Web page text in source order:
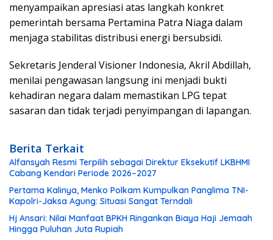
menyampaikan apresiasi atas langkah konkret
pemerintah bersama Pertamina Patra Niaga dalam
menjaga stabilitas distribusi energi bersubsidi.
Sekretaris Jenderal Visioner Indonesia, Akril Abdillah,
menilai pengawasan langsung ini menjadi bukti
kehadiran negara dalam memastikan LPG tepat
sasaran dan tidak terjadi penyimpangan di lapangan.
Berita Terkait
Alfansyah Resmi Terpilih sebagai Direktur Eksekutif LKBHMI
Cabang Kendari Periode 2026–2027
Pertama Kalinya, Menko Polkam Kumpulkan Panglima TNI-
Kapolri-Jaksa Agung: Situasi Sangat Terndali
Hj Ansari: Nilai Manfaat BPKH Ringankan Biaya Haji Jemaah
Hingga Puluhan Juta Rupiah